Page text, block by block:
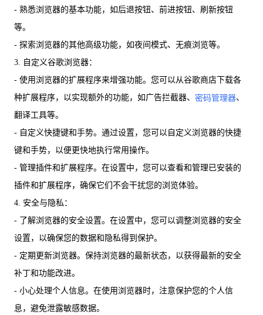
- 熟悉浏览器的基本功能，如后退按钮、前进按钮、刷新按钮
等。
- 探索浏览器的其他高级功能，如夜间模式、无痕浏览等。
3. 自定义谷歌浏览器：
- 使用浏览器的扩展程序来增强功能。您可以从谷歌商店下载各
种扩展程序，以实现额外的功能，如广告拦截器、 密码管理器、
翻译工具等。
- 自定义快捷键和手势。通过设置，您可以自定义浏览器的快捷
键和手势，以便更快地执行常用操作。
- 管理插件和扩展程序。在设置中，您可以查看和管理已安装的
插件和扩展程序，确保它们不会干扰您的浏览体验。
4. 安全与隐私：
- 了解浏览器的安全设置。在设置中，您可以调整浏览器的安全
设置，以确保您的数据和隐私得到保护。
- 定期更新浏览器。保持浏览器的最新状态，以获得最新的安全
补丁和功能改进。
- 小心处理个人信息。在使用浏览器时，注意保护您的个人信
息，避免泄露敏感数据。